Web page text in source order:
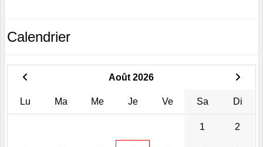
Calendrier
Août 2026
Lu Ma Me Je Ve Sa Di
1 2